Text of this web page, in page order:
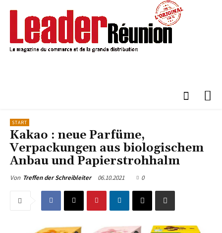
START
Kakao : neue Parfüme,
Verpackungen aus biologischem
Anbau und Papierstrohhalm
Von Treffen der Schreibleiter 06.10.2021 0